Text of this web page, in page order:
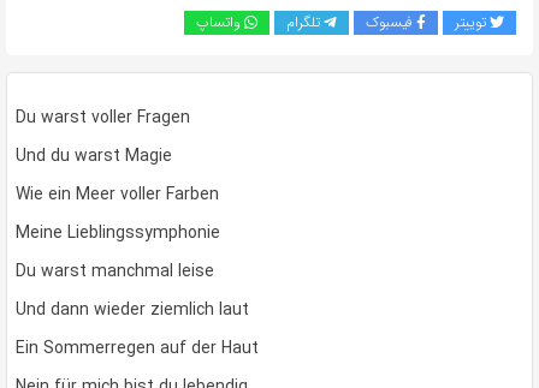
توییتر فیسبوک تلگرام واتساپ
Du warst voller Fragen
Und du warst Magie
Wie ein Meer voller Farben
Meine Lieblingssymphonie
Du warst manchmal leise
Und dann wieder ziemlich laut
Ein Sommerregen auf der Haut